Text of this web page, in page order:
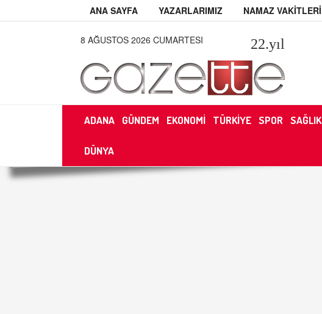
ANA SAYFA YAZARLARIMIZ NAMAZ VAKİTLERİ
8 AĞUSTOS 2026 CUMARTESI 22.yıl
ADANA GÜNDEM EKONOMİ TÜRKİYE SPOR SAĞLIK
DÜNYA